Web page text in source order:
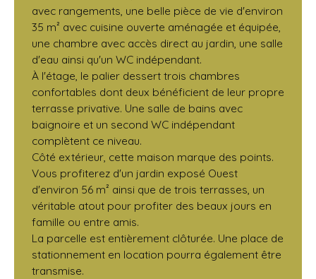
avec rangements, une belle pièce de vie d'environ
35 m² avec cuisine ouverte aménagée et équipée,
une chambre avec accès direct au jardin, une salle
d'eau ainsi qu'un WC indépendant.
À l'étage, le palier dessert trois chambres
confortables dont deux bénéficient de leur propre
terrasse privative. Une salle de bains avec
baignoire et un second WC indépendant
complètent ce niveau.
Côté extérieur, cette maison marque des points.
Vous profiterez d'un jardin exposé Ouest
d'environ 56 m² ainsi que de trois terrasses, un
véritable atout pour profiter des beaux jours en
famille ou entre amis.
La parcelle est entièrement clôturée. Une place de
stationnement en location pourra également être
transmise.